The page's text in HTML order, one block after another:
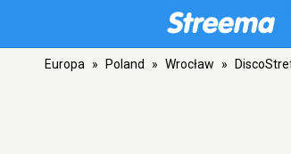
Europa » Poland » Wrocław »